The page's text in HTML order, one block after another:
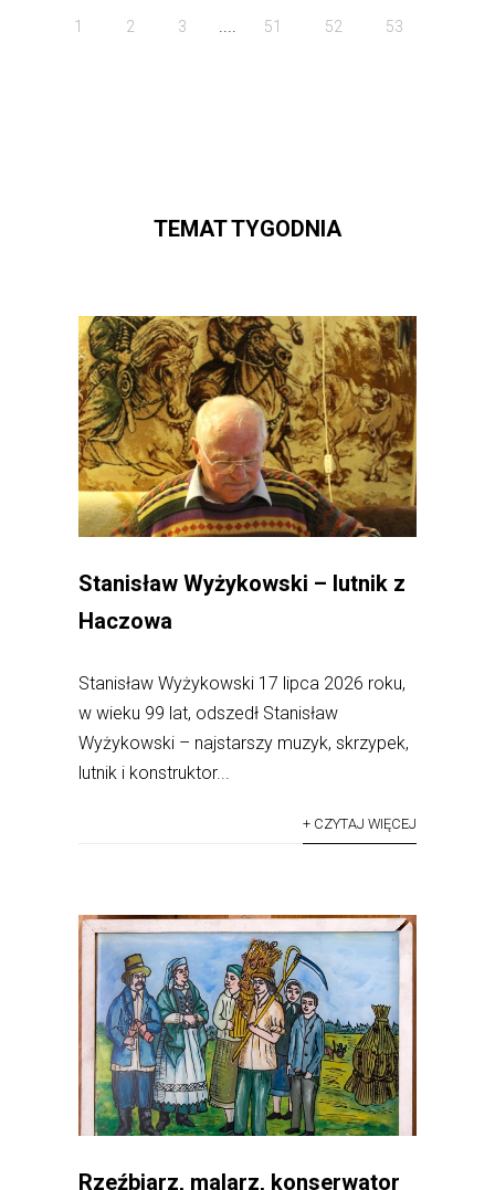
1 2 3 51 52 53
TEMAT TYGODNIA
Stanisław Wyżykowski – lutnik z
Haczowa
Stanisław Wyżykowski 17 lipca 2026 roku,
w wieku 99 lat, odszedł Stanisław
Wyżykowski – najstarszy muzyk, skrzypek,
lutnik i konstruktor...
+ CZYTAJ WIĘCEJ
Rzeźbiarz, malarz, konserwator